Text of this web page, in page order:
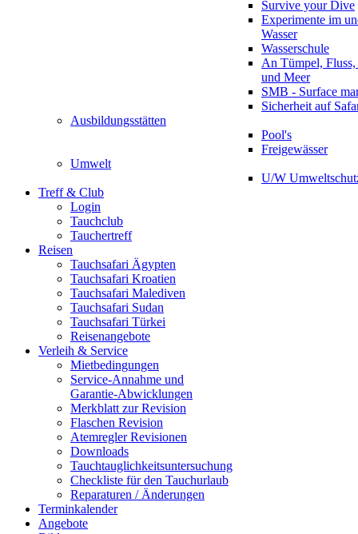
Survive your Dive
Experimente im
Wasser
Wasserschule
An Tümpel,
und Meer
SMB - Surface
Sicherheit auf
Ausbildungsstätten
Pool's
Freigewässer
Umwelt
U/W
Treff & Club
Login
Tauchclub
Tauchertreff
Reisen
Tauchsafari Ägypten
Tauchsafari Kroatien
Tauchsafari Malediven
Tauchsafari Sudan
Tauchsafari Türkei
Reisenangebote
Verleih & Service
Mietbedingungen
Service-Annahme und
Garantie-Abwicklungen
Merkblatt zur Revision
Flaschen Revision
Atemregler Revisionen
Downloads
Tauchtauglichkeitsuntersuchung
Checkliste für den Tauchurlaub
Reparaturen / Änderungen
Terminkalender
Angebote